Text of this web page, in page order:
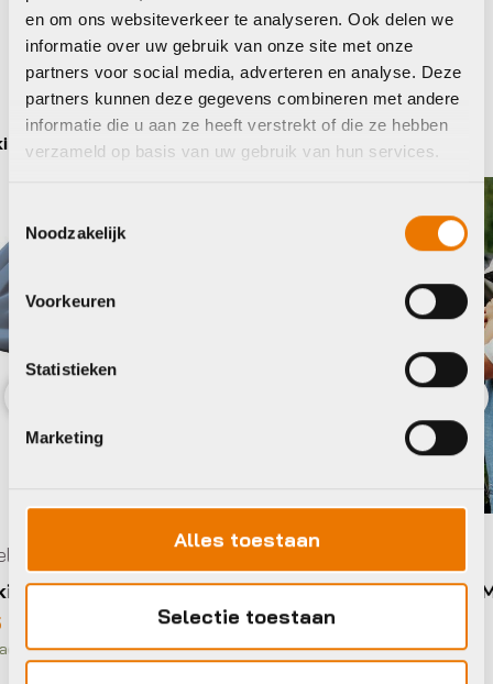
en om ons websiteverkeer te analyseren. Ook delen we
informatie over uw gebruik van onze site met onze
partners voor social media, adverteren en analyse. Deze
partners kunnen deze gegevens combineren met andere
informatie die u aan ze heeft verstrekt of die ze hebben
verzameld op basis van uw gebruik van hun services.
Noodzakelijk
Voorkeuren
Statistieken
Marketing
Alles toestaan
Selectie toestaan
Maak je fiets compleet
Bekijk alle accessoires
Previous
Urban Iki
Kinderhelmen
Urban Iki VALHELM RZ S
34,95
Op voorraad in winkel